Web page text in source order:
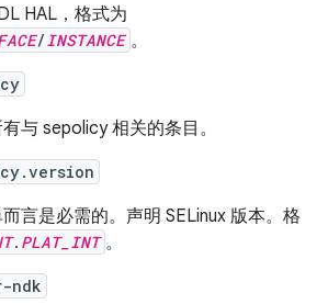
HAL，格式为
/INSTANCE 。
与 sepolicy 相关的条目。
言是必需的。声明 SELinux 版本。格
. PLAT_INT 。
ndk